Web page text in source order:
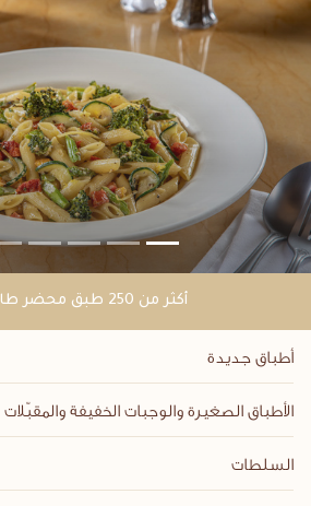
أكثر من 250 طبق محضر طازج يومياً
أطباق جديدة
الأطباق الصغيرة والوجبات الخفيفة والمقبّلات
السلطات